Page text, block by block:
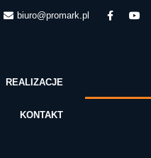
biuro@promark.pl
REALIZACJE
KONTAKT